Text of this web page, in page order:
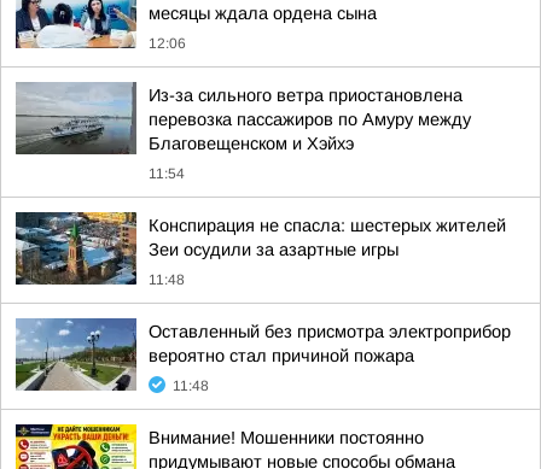
месяцы ждала ордена сына
12:06
Из-за сильного ветра приостановлена
перевозка пассажиров по Амуру между
Благовещенском и Хэйхэ
11:54
Конспирация не спасла: шестерых жителей
Зеи осудили за азартные игры
11:48
Оставленный без присмотра электроприбор
вероятно стал причиной пожара
11:48
Внимание! Мошенники постоянно
придумывают новые способы обмана